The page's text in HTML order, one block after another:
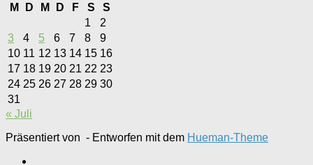
M
D M D F S
S
1
2
3
4 5 6 7 8
9
10 11 12 13 14 15 16
17 18 19 20 21 22 23
24 25 26 27 28 29 30
31
« Juli
Präsentiert von - Entworfen mit dem Hueman-Theme